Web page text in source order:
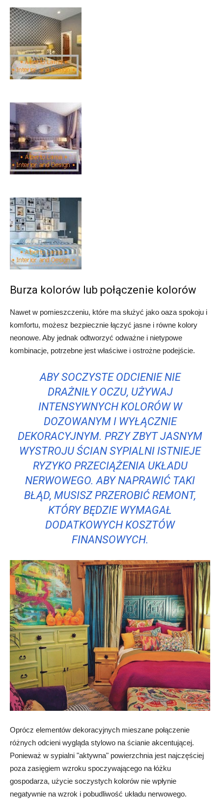
Burza kolorów lub połączenie kolorów
Nawet w pomieszczeniu, które ma służyć jako oaza spokoju i
komfortu, możesz bezpiecznie łączyć jasne i równe kolory
neonowe. Aby jednak odtworzyć odważne i nietypowe
kombinacje, potrzebne jest właściwe i ostrożne podejście.
ABY SOCZYSTE ODCIENIE NIE
DRAŻNIŁY OCZU, UŻYWAJ
INTENSYWNYCH KOLORÓW W
DOZOWANYM I WYŁĄCZNIE
DEKORACYJNYM. PRZY ZBYT JASNYM
WYSTROJU ŚCIAN SYPIALNI ISTNIEJE
RYZYKO PRZECIĄŻENIA UKŁADU
NERWOWEGO. ABY NAPRAWIĆ TAKI
BŁĄD, MUSISZ PRZEROBIĆ REMONT,
KTÓRY BĘDZIE WYMAGAŁ
DODATKOWYCH KOSZTÓW
FINANSOWYCH.
Oprócz elementów dekoracyjnych mieszane połączenie
różnych odcieni wygląda stylowo na ścianie akcentującej.
Ponieważ w sypialni "aktywna" powierzchnia jest najczęściej
poza zasięgiem wzroku spoczywającego na łóżku
gospodarza, użycie soczystych kolorów nie wpłynie
negatywnie na wzrok i pobudliwość układu nerwowego.